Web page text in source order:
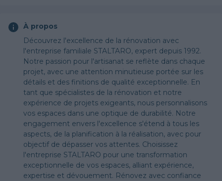
À propos
Découvrez l'excellence de la rénovation avec
l'entreprise familiale STALTARO, expert depuis 1992.
Notre passion pour l'artisanat se reflète dans chaque
projet, avec une attention minutieuse portée sur les
détails et des finitions de qualité exceptionnelle. En
tant que spécialistes de la rénovation et notre
expérience de projets exigeants, nous personnalisons
vos espaces dans une optique de durabilité. Notre
engagement envers l'excellence s'étend à tous les
aspects, de la planification à la réalisation, avec pour
objectif de dépasser vos attentes. Choisissez
l'entreprise STALTARO pour une transformation
exceptionnelle de vos espaces, alliant expérience,
expertise et dévouement. Rénovez avec confiance